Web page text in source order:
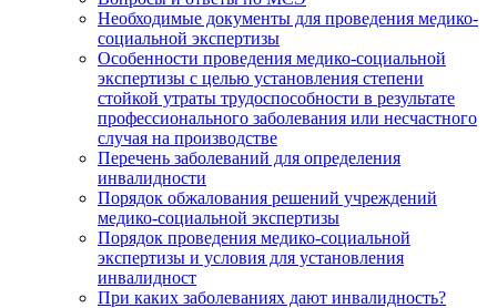
Необходимые документы для проведения медико-
социальной экспертизы
Особенности проведения медико-социальной
экспертизы с целью установления степени
стойкой утраты трудоспособности в результате
профессионального заболевания или несчастного
случая на производстве
Перечень заболеваний для определения
инвалидности
Порядок обжалования решений учреждений
медико-социальной экспертизы
Порядок проведения медико-социальной
экспертизы и условия для установления
инвалидност
При каких заболеваниях дают инвалидность?